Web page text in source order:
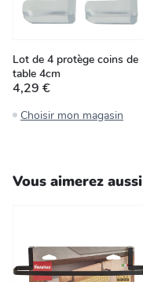
Lot de 4 protège coins de
table 4cm
4,29 €
Choisir mon magasin
Vous aimerez aussi